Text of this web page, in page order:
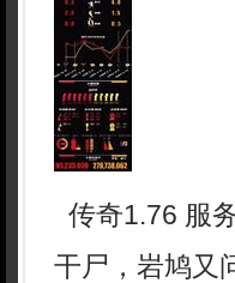
传奇1.76 服
干尸，岩鸠又